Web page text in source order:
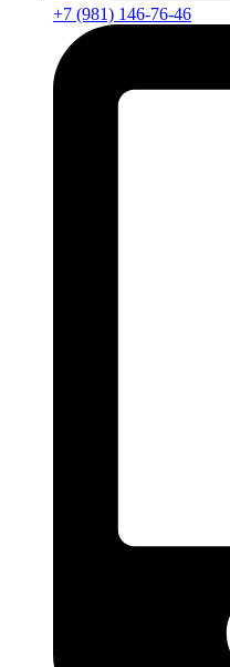
+7 (981) 146-76-46